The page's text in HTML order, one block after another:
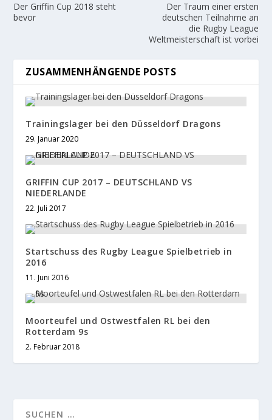
Der Griffin Cup 2018 steht
bevor
Der Traum einer ersten
deutschen Teilnahme an
die Rugby League
Weltmeisterschaft ist vorbei
ZUSAMMENHÄNGENDE POSTS
Trainingslager bei den Düsseldorf Dragons
29. Januar 2020
GRIFFIN CUP 2017 – DEUTSCHLAND VS
NIEDERLANDE
22. Juli 2017
Startschuss des Rugby League Spielbetrieb in
2016
11. Juni 2016
Moorteufel und Ostwestfalen RL bei den
Rotterdam 9s
2. Februar 2018